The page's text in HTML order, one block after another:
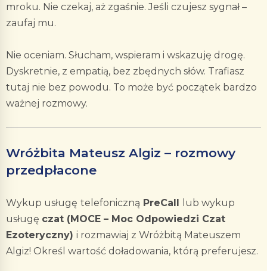
mroku. Nie czekaj, aż zgaśnie. Jeśli czujesz sygnał –
zaufaj mu.
Nie oceniam. Słucham, wspieram i wskazuję drogę.
Dyskretnie, z empatią, bez zbędnych słów. Trafiasz
tutaj nie bez powodu. To może być początek bardzo
ważnej rozmowy.
Wróżbita Mateusz Algiz – rozmowy
przedpłacone
Wykup usługę telefoniczną PreCall
lub wykup
usługę czat (MOCE – Moc Odpowiedzi Czat
Ezoteryczny) i rozmawiaj z Wróżbitą Mateuszem
Algiz! Określ wartość doładowania, którą preferujesz.